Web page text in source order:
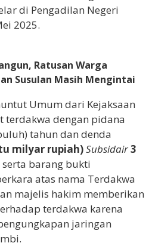
di Pengadilan Negeri
2025.
Ratusan Warga
Susulan Masih Mengintai
Umum dari Kejaksaan
terdakwa dengan pidana
tahun dan denda
milyar rupiah)Subsidair3
barang bukti
atas nama Terdakwa
majelis hakim memberikan
terdakwa karena
jaringan